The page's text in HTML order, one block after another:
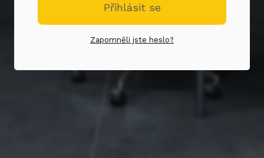
Přihlásit se
Zapomněli jste heslo?